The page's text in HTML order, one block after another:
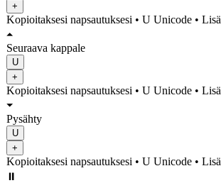
+
Kopioitaksesi napsautuksesi • U Unicode •
⏶
Seuraava kappale
U
+
Kopioitaksesi napsautuksesi • U Unicode •
⏷
Pysähty
U
+
Kopioitaksesi napsautuksesi • U Unicode •
⏸